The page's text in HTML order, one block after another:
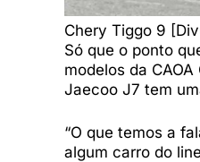
Chery Tiggo 9
Só que o ponto
modelos da
Jaecoo J7 tem
“O que temos a
algum carro do